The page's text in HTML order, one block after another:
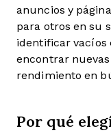
anuncios y
para otros en su
identificar vacíos
encontrar
rendimiento en
Por qué